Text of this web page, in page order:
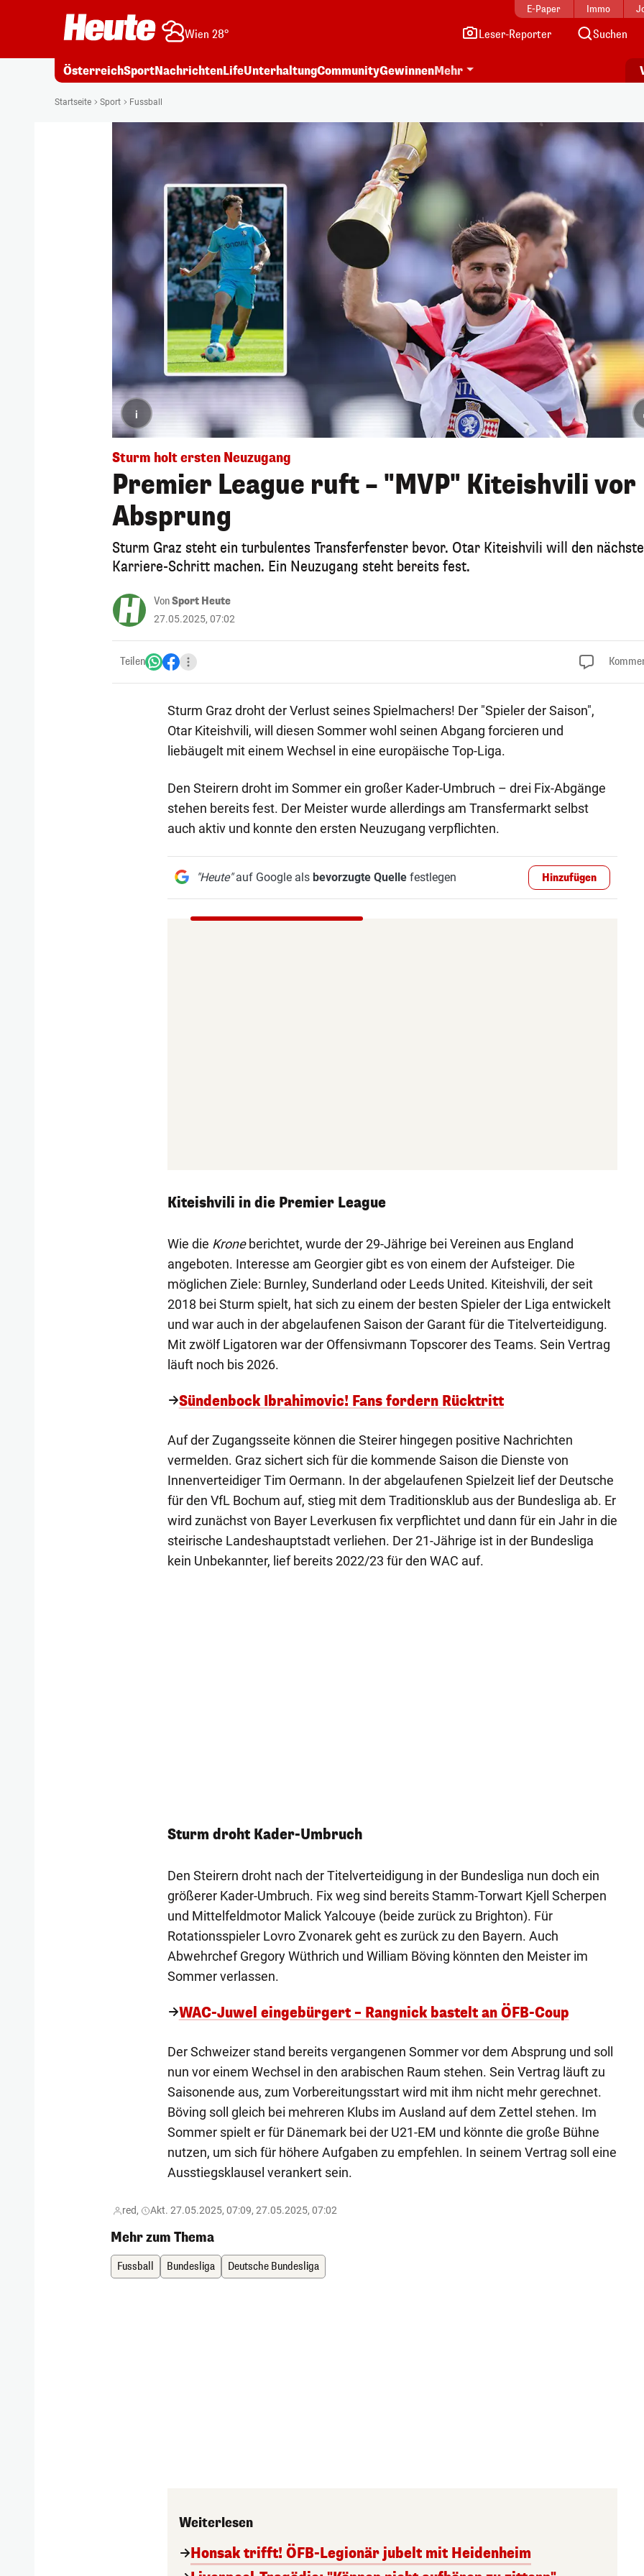
E-Paper Immo
Wien 28° Leser-Reporter Suchen
ÖsterreichSportNachrichtenLifeUnterhaltungCommunityGewinnenMehr
Startseite Sport Fussball
i
Sturm holt ersten Neuzugang
Premier League ruft – "MVP" Kiteishvili vor
Absprung
Sturm Graz steht ein turbulentes Transferfenster bevor. Otar Kiteishvili will den
Karriere-Schritt machen. Ein Neuzugang steht bereits fest.
VonSport Heute
27.05.2025, 07:02
Teilen
Sturm Graz droht der Verlust seines Spielmachers! Der "Spieler der Saison",
Otar Kiteishvili, will diesen Sommer wohl seinen Abgang forcieren und
liebäugelt mit einem Wechsel in eine europäische Top-Liga.
Den Steirern droht im Sommer ein großer Kader-Umbruch – drei Fix-Abgänge
stehen bereits fest. Der Meister wurde allerdings am Transfermarkt selbst
auch aktiv und konnte den ersten Neuzugang verpflichten.
"Heute"auf Google als bevorzugte Quellefestlegen Hinzufügen
Kiteishvili in die Premier League
Wie die Kroneberichtet, wurde der 29-Jährige bei Vereinen aus England
angeboten. Interesse am Georgier gibt es von einem der Aufsteiger. Die
möglichen Ziele: Burnley, Sunderland oder Leeds United. Kiteishvili, der seit
2018 bei Sturm spielt, hat sich zu einem der besten Spieler der Liga entwickelt
und war auch in der abgelaufenen Saison der Garant für die Titelverteidigung.
Mit zwölf Ligatoren war der Offensivmann Topscorer des Teams. Sein Vertrag
läuft noch bis 2026.
Sündenbock Ibrahimovic! Fans fordern Rücktritt
Auf der Zugangsseite können die Steirer hingegen positive Nachrichten
vermelden. Graz sichert sich für die kommende Saison die Dienste von
Innenverteidiger Tim Oermann. In der abgelaufenen Spielzeit lief der Deutsche
für den VfL Bochum auf, stieg mit dem Traditionsklub aus der Bundesliga ab. Er
wird zunächst von Bayer Leverkusen fix verpflichtet und dann für ein Jahr in die
steirische Landeshauptstadt verliehen. Der 21-Jährige ist in der Bundesliga
kein Unbekannter, lief bereits 2022/23 für den WAC auf.
Sturm droht Kader-Umbruch
Den Steirern droht nach der Titelverteidigung in der Bundesliga nun doch ein
größerer Kader-Umbruch. Fix weg sind bereits Stamm-Torwart Kjell Scherpen
und Mittelfeldmotor Malick Yalcouye (beide zurück zu Brighton). Für
Rotationsspieler Lovro Zvonarek geht es zurück zu den Bayern. Auch
Abwehrchef Gregory Wüthrich und William Böving könnten den Meister im
Sommer verlassen.
WAC-Juwel eingebürgert – Rangnick bastelt an ÖFB-Coup
Der Schweizer stand bereits vergangenen Sommer vor dem Absprung und soll
nun vor einem Wechsel in den arabischen Raum stehen. Sein Vertrag läuft zu
Saisonende aus, zum Vorbereitungsstart wird mit ihm nicht mehr gerechnet.
Böving soll gleich bei mehreren Klubs im Ausland auf dem Zettel stehen. Im
Sommer spielt er für Dänemark bei der U21-EM und könnte die große Bühne
nutzen, um sich für höhere Aufgaben zu empfehlen. In seinem Vertrag soll eine
Ausstiegsklausel verankert sein.
red, Akt. 27.05.2025, 07:09, 27.05.2025, 07:02
Mehr zum Thema
Fussball Bundesliga Deutsche Bundesliga
Weiterlesen
Honsak trifft! ÖFB-Legionär jubelt mit Heidenheim